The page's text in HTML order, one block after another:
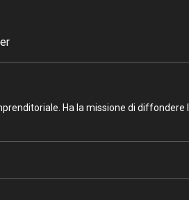
Ha la missione di diffondere